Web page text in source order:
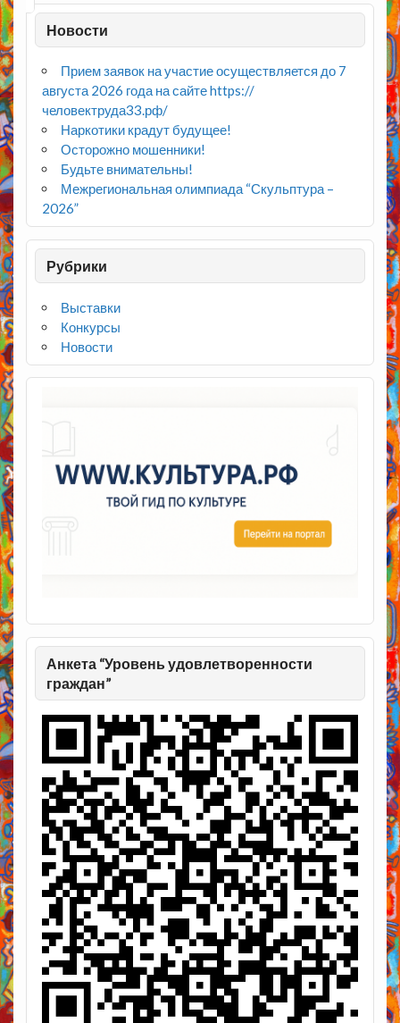
Новости
Прием заявок на участие осуществляется до 7
августа 2026 года на сайте https://
человектруда33.рф/
Наркотики крадут будущее!
Осторожно мошенники!
Будьте внимательны!
Межрегиональная олимпиада “Скульптура –
2026”
Рубрики
Выставки
Конкурсы
Новости
Анкета “Уровень удовлетворенности
граждан”